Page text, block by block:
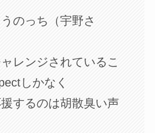
のっち（宇野さ
レンジされているこ
しかなく
するのは胡散臭い声